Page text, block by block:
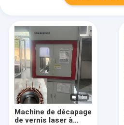
Machine de décapage
de vernis laser à